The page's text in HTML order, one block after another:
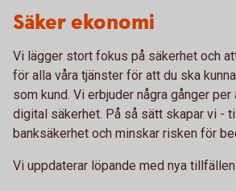
Säker ekonomi
Vi lägger stort fokus på säkerhet och
för alla våra tjänster för att du ska
som kund. Vi erbjuder några gånger
digital säkerhet. På så sätt skapar vi -
banksäkerhet och minskar risken för
Vi uppdaterar löpande med nya